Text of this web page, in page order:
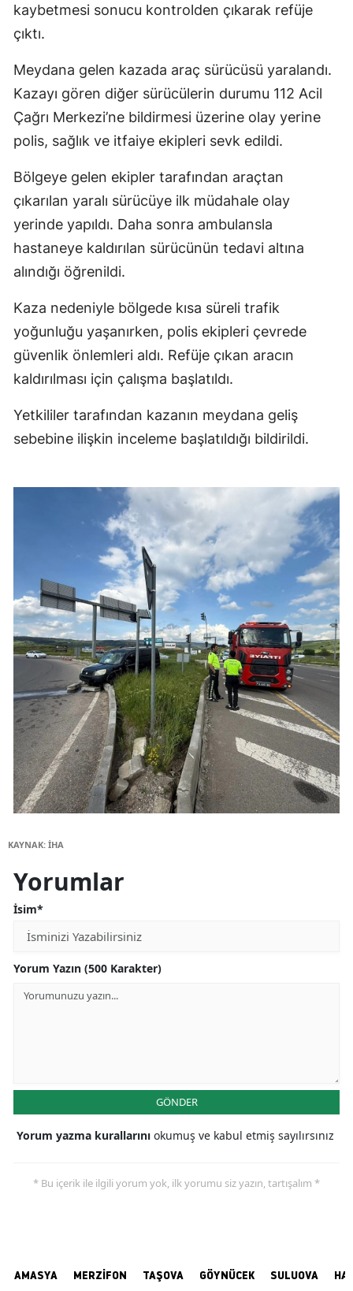
kaybetmesi sonucu kontrolden çıkarak refüje
çıktı.
Meydana gelen kazada araç sürücüsü yaralandı.
Kazayı gören diğer sürücülerin durumu 112 Acil
Çağrı Merkezi’ne bildirmesi üzerine olay yerine
polis, sağlık ve itfaiye ekipleri sevk edildi.
Bölgeye gelen ekipler tarafından araçtan
çıkarılan yaralı sürücüye ilk müdahale olay
yerinde yapıldı. Daha sonra ambulansla
hastaneye kaldırılan sürücünün tedavi altına
alındığı öğrenildi.
Kaza nedeniyle bölgede kısa süreli trafik
yoğunluğu yaşanırken, polis ekipleri çevrede
güvenlik önlemleri aldı. Refüje çıkan aracın
kaldırılması için çalışma başlatıldı.
Yetkililer tarafından kazanın meydana geliş
sebebine ilişkin inceleme başlatıldığı bildirildi.
KAYNAK: İHA
Yorumlar
İsim*
Yorum Yazın (500 Karakter)
GÖNDER
Yorum yazma kurallarını okumuş ve kabul etmiş sayılırsınız
* Bu içerik ile ilgili yorum yok, ilk yorumu siz yazın, tartışalım *
AMASYA MERZİFON TAŞOVA GÖYNÜCEK SULUOVA